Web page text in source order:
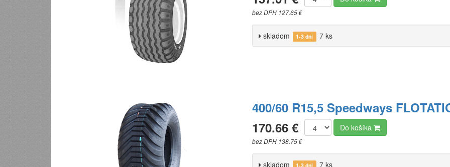
bez DPH 127.65 €
skladom 1-3 dni 7 ks
400/60 R15,5 Speedways
170.66 €
bez DPH 138.75 €
Do košíka
skladom 1-3 dni 7 ks